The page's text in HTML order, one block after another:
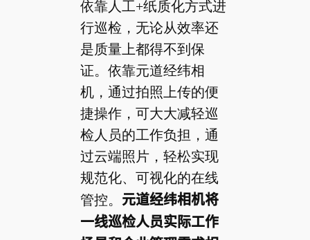
依靠人工+纸质化方式进
行巡检，无论从效率还
是质量上都得不到保
证。依靠元道经纬相
机，通过拍照上传的便
捷操作，可大大减轻巡
检人员的工作负担，通
过云端照片，轻松实现
规范化、可视化的在线
管控。
元道经纬相机将
一线巡检人员实际工作